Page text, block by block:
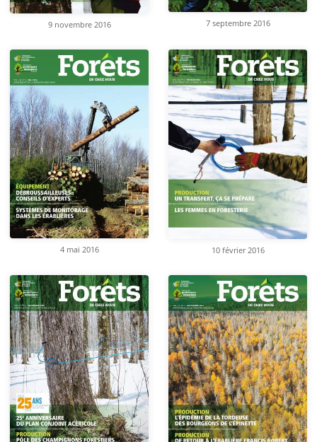
9 novembre 2016 7 septembre 2016
4 mai 2016 10 février 2016